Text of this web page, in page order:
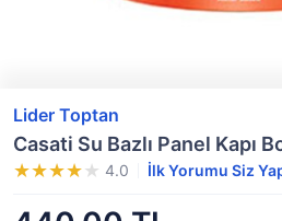
Lider Toptan
Casati Su Bazlı Panel Kapı
4.0 İlk Yorumu Siz